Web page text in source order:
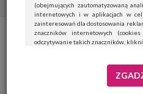
(obejmujących zautomatyzowaną
internetowych i w aplikacjach w
zainteresowań dla dostosowania
znaczników internetowych
odczytywanie takich znaczników,
Jeśli nie chcesz wyrazić zgody, kliknij
Wyrażenie zgody jest dobrowolne.
Garderoba
Czego nie może